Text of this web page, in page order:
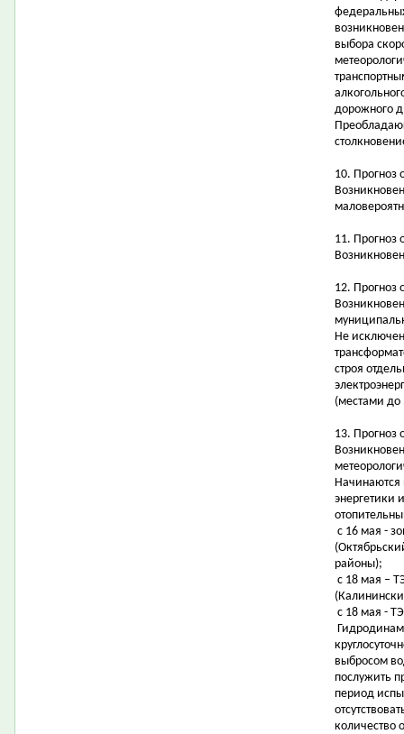
выбора
дорожного
10. Прогноз
11. Прогноз
12. Прогноз
Не
строя
(местами до
13. Прогноз
Начинаются
энергетики
с 16 мая -
районы);
с 18 мая –
с 18 мая -
выбросом
послужить
период
количество